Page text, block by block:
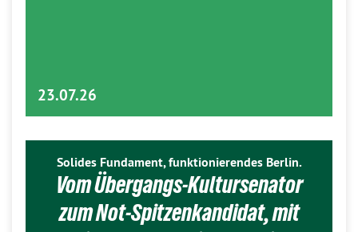
23.07.26
Solides Fundament, funktionierendes Berlin.
Vom Übergangs-Kultursenator
zum Not-Spitzenkandidat, mit